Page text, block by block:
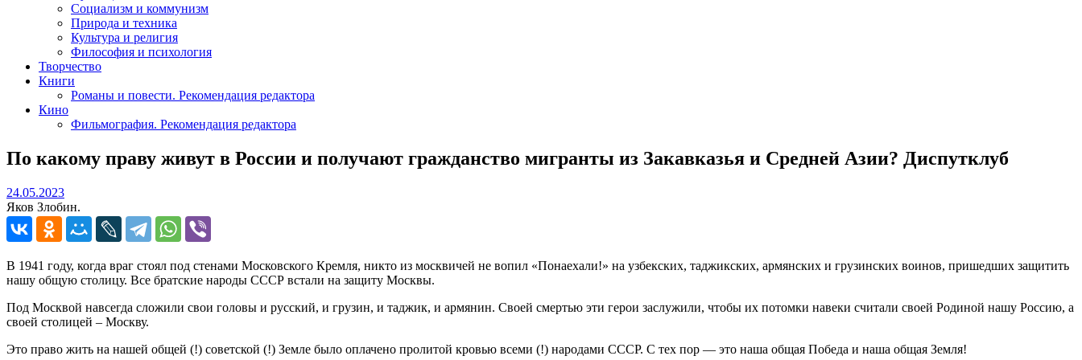
Социализм и коммунизм
Природа и техника
Культура и религия
Философия и психология
Творчество
Книги
Романы и повести. Рекомендация редактора
Кино
Фильмография. Рекомендация редактора
По какому праву живут в России и получают гражданство мигранты из Закавказья и Средней Азии? Диспутклуб
24.05.202324.05.2023
Яков Злобин.
В 1941 году, когда враг стоял под стенами Московского Кремля, никто из москвичей не вопил «Понаехали!» на узбекских, таджикских, армянских и грузинских воинов, пришедших защитить
нашу общую столицу. Все братские народы СССР встали на защиту Москвы.
Под Москвой навсегда сложили свои головы и русский, и грузин, и таджик, и армянин. Своей смертью эти герои заслужили, чтобы их потомки навеки считали своей Родиной нашу Россию, а
своей столицей – Москву.
Это право жить на нашей общей (!) советской (!) Земле было оплачено пролитой кровью всеми (!) народами СССР. С тех пор — это наша общая Победа и наша общая Земля!